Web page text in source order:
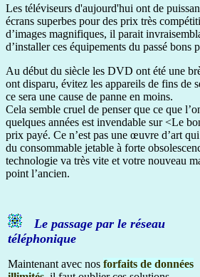
Les téléviseurs d'aujourd'hui ont de
écrans superbes pour des prix très
d’images magnifiques, il parait
d’installer ces équipements du passé bons
Au début du siècle les DVD ont été une
ont disparu, évitez les appareils de fins de
ce sera une cause de panne en moins.
Cela semble cruel de penser que ce que
quelques années est invendable sur <Le
prix payé. Ce n’est pas une œuvre d’art
du consommable jetable à forte
technologie va très vite et votre nouveau
point l’ancien.
Le passage par le réseau
téléphonique
Maintenant avec nos forfaits de données